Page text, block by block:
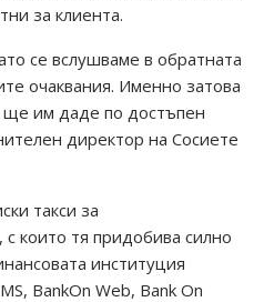
за клиента.
се вслушваме в обратната
очаквания. Именно затова
ще им даде по достъпен
директор на Сосиете
такси за
които тя придобива силно
институция
BankOn Web, Bank On